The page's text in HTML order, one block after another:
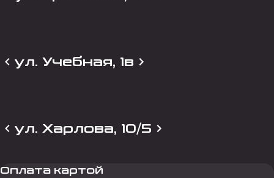
ул. Учебная, 1в
ул. Харлова, 10/5
Оплата картой